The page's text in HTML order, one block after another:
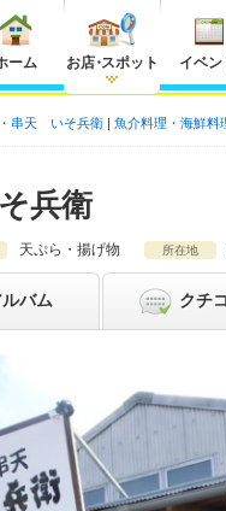
ーム お店・スポット イベン
串天 いそ兵衛 魚介料理・海鮮料
兵衛
天ぷら・揚げ物 所在地
バム クチ